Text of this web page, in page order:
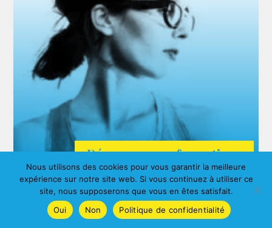
ARDA
Agnes ALBERNY
Découvrez nos formations
Nous utilisons des cookies pour vous garantir la meilleure
expérience sur notre site web. Si vous continuez à utiliser ce
site, nous supposerons que vous en êtes satisfait.
Oui
Non Politique de confidentialité